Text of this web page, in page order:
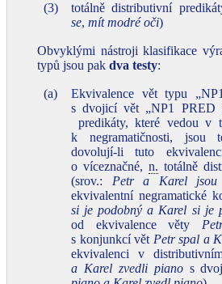
(3)
totálně distributivní
se, mít modré oči)
Obvyklými nástroji klasifikace
typů jsou pak dva testy:
(a) Ekvivalence vět typu
s dvojicí vět „NP1 PRED
predikáty, které vedou v
k negramatičnosti, jsou
dovolují‑li tuto
o víceznačné, n. totálně
(srov.: Petr a Karel jsou
ekvivalentní negramatické
si je podobný a Karel si je
od ekvivalence věty
s konjunkcí vět Petr spal a
ekvivalenci v
a Karel zvedli pianos